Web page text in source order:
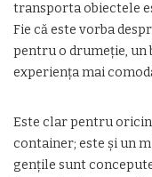
transporta obiectele
Fie că este vorba
pentru o drumeție, un
experiența mai
Este clar pentru
container; este și un
gențile sunt